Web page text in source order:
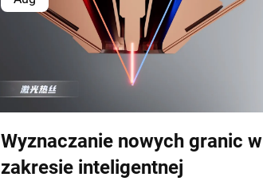
Wyznaczanie nowych granic w
zakresie inteligentnej